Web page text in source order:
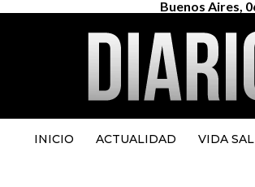
Buenos Aires,
INICIO ACTUALIDAD VIDA